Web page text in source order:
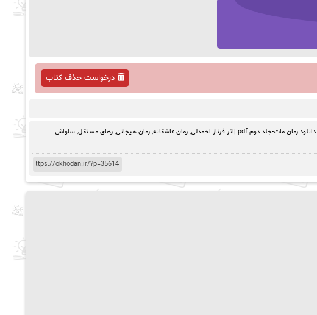
درخواست حذف کتاب
دانلود رمان مات-جلد دوم pdf |اثر فرناز احمدلی , رمان عاشقانه, رمان‌ هیجانی, رهای مستقل, ساواش